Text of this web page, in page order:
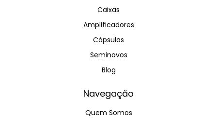
Caixas
Amplificadores
Cápsulas
Seminovos
Blog
Navegação
Quem Somos